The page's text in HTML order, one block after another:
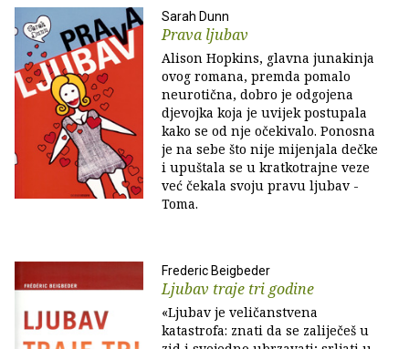
Sarah Dunn
Prava ljubav
Alison Hopkins, glavna junakinja
ovog romana, premda pomalo
neurotična, dobro je odgojena
djevojka koja je uvijek postupala
kako se od nje očekivalo. Ponosna
je na sebe što nije mijenjala dečke
i upuštala se u kratkotrajne veze
već čekala svoju pravu ljubav -
Toma.
Frederic Beigbeder
Ljubav traje tri godine
«Ljubav je veličanstvena
katastrofa: znati da se zaliječeš u